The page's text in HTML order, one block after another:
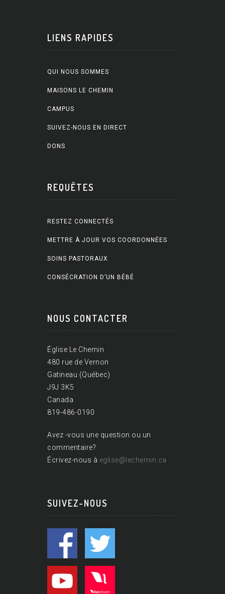
LIENS RAPIDES
QUI NOUS SOMMES
MAISONS LE CHEMIN
CAMPUS
SUIVEZ-NOUS EN DIRECT
DONS
REQUÊTES
RESTEZ CONNECTÉS
METTRE À JOUR VOS COORDONNÉES
SOINS PASTORAUX
CONSÉCRATION D’UN BÉBÉ
NOUS CONTACTER
Église Le Chemin
480 rue de Vernon
Gatineau (Québec)
J9J 3K5
Canada
819-486-0190
Avez -vous une question ou un
commentaire?
Écrivez-nous à eglise@lechemin.ca
SUIVEZ-NOUS